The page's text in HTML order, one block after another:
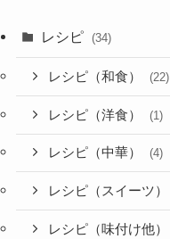
レシピ (34)
レシピ（和食） (22)
レシピ（洋食） (1)
レシピ（中華） (4)
レシピ（スイーツ）
レシピ（味付け他）